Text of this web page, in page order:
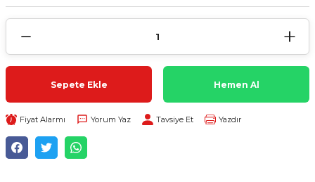
Sepete Ekle Hemen Al
Fiyat Alarmı Yorum Yaz Tavsiye Et Yazdır